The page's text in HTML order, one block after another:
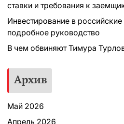
ставки и требования к
Инвестирование в
подробное руководство
В чем обвиняют Тимура
Архив
Май 2026
Апрель 2026